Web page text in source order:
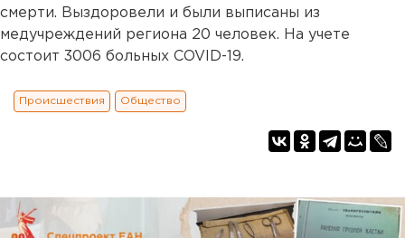
смерти. Выздоровели и были выписаны из
медучреждений региона 20 человек. На учете
состоит 3006 больных COVID-19.
Происшествия Общество